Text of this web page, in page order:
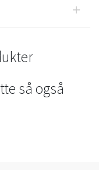
så også